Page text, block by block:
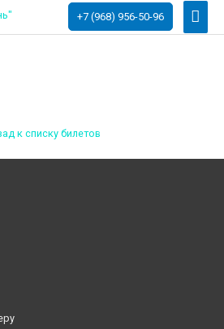
+7 (968) 956-50-96
к списку билетов